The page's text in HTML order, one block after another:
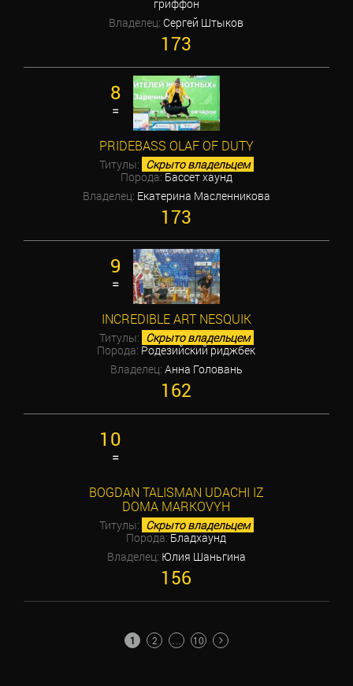
гриффон
Владелец: Сергей Штыков
173
8
=
PRIDEBASS OLAF OF DUTY
Титулы: Скрыто владельцем
Порода:Бассет хаунд
Владелец: Екатерина Масленникова
173
9
=
INCREDIBLE ART NESQUIK
Титулы: Скрыто владельцем
Порода: Родезийский риджбек
Владелец: Анна Головань
162
10
=
BOGDAN TALISMAN UDACHI IZ
DOMA MARKOVYH
Титулы: Скрыто владельцем
Порода:Бладхаунд
Владелец: Юлия Шаньгина
156
1 2 10